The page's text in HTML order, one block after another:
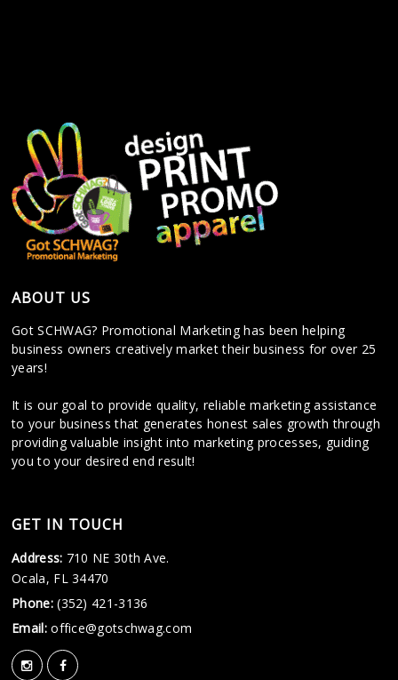
ABOUT US
Got SCHWAG? Promotional Marketing has been helping
business owners creatively market their business for over 25
years!
It is our goal to provide quality, reliable marketing assistance
to your business that generates honest sales growth through
providing valuable insight into marketing processes, guiding
you to your desired end result!
GET IN TOUCH
Address: 710 NE 30th Ave.
Ocala, FL 34470
Phone:(352) 421-3136
Email:office@gotschwag.com